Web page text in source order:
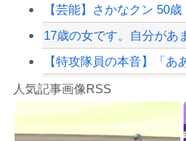
人気記事画像RSS